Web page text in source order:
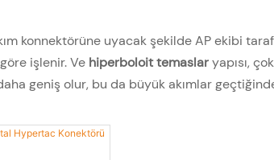
konnektörüne uyacak şekilde AP ekibi
işlenir. Ve hiperboloit temaslaryapısı,
geniş olur, bu da büyük akımlar